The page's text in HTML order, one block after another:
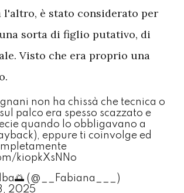
l'altro, è stato considerato per
sorta di figlio putativo, di
Visto che era proprio una
non ha chissà che tecnica o
palco era spesso scazzato e
quando lo obbligavano a
eppure ti coinvolge ed
kiopkXsNNo
(@__Fabiana___)
2025